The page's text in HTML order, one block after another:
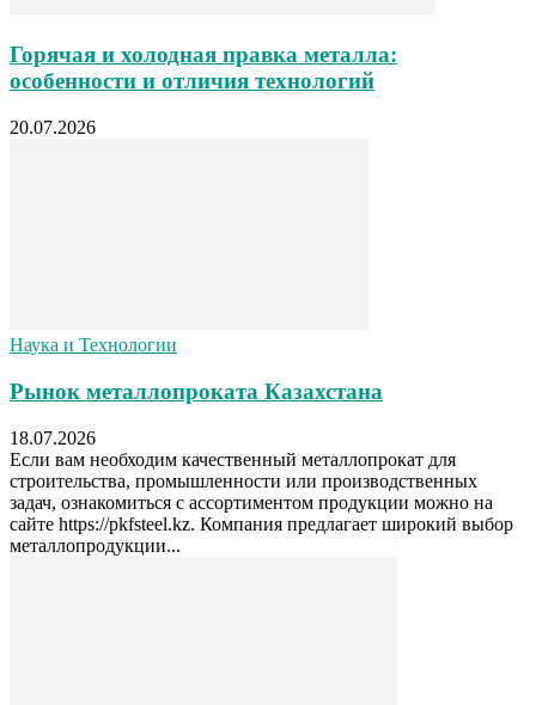
Горячая и холодная правка металла:
особенности и отличия технологий
20.07.2026
Наука и Технологии
Рынок металлопроката Казахстана
18.07.2026
Если вам необходим качественный металлопрокат для
строительства, промышленности или производственных
задач, ознакомиться с ассортиментом продукции можно на
сайте https://pkfsteel.kz. Компания предлагает широкий выбор
металлопродукции...